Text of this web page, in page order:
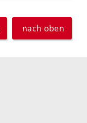
nach oben